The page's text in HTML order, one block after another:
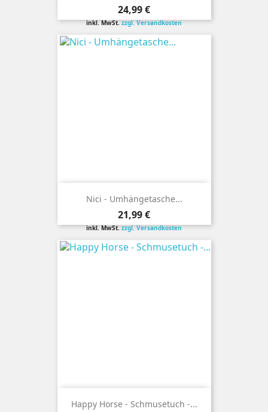
Preis
24,99 €
inkl. MwSt.zzgl. Versandkosten
Nici - Umhängetasche...
Preis
21,99 €
inkl. MwSt.zzgl. Versandkosten
Happy Horse - Schmusetuch -...